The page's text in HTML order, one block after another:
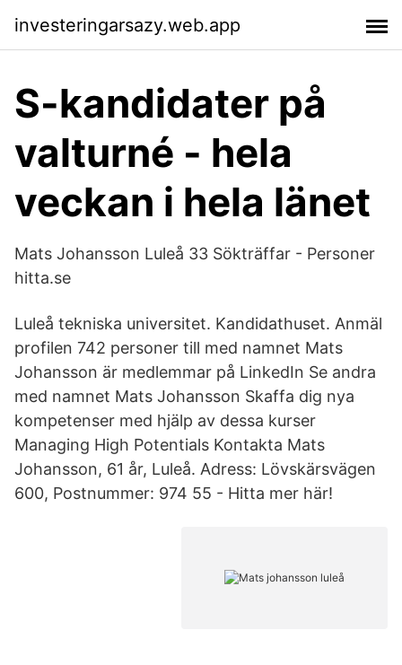
investeringarsazy.web.app
S-kandidater på
valturné - hela
veckan i hela länet
Mats Johansson Luleå 33 Sökträffar - Personer
hitta.se
Luleå tekniska universitet. Kandidathuset. Anmäl
profilen 742 personer till med namnet Mats
Johansson är medlemmar på LinkedIn Se andra
med namnet Mats Johansson Skaffa dig nya
kompetenser med hjälp av dessa kurser
Managing High Potentials Kontakta Mats
Johansson, 61 år, Luleå. Adress: Lövskärsvägen
600, Postnummer: 974 55 - Hitta mer här!